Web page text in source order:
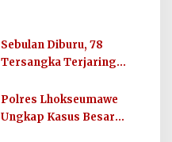
Sebulan Diburu, 78
Tersangka Terjaring
di Deli Serdang
Polres Lhokseumawe
Ungkap Kasus Besar